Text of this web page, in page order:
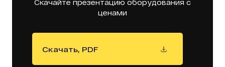
Скачайте презентацию оборудования с
ценами
Скачать, PDF